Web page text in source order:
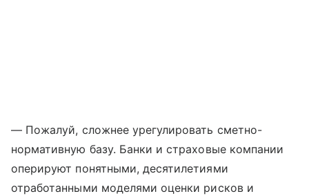
— Пожалуй, сложнее урегулировать сметно-
нормативную базу. Банки и страховые компании
оперируют понятными, десятилетиями
отработанными моделями оценки рисков и